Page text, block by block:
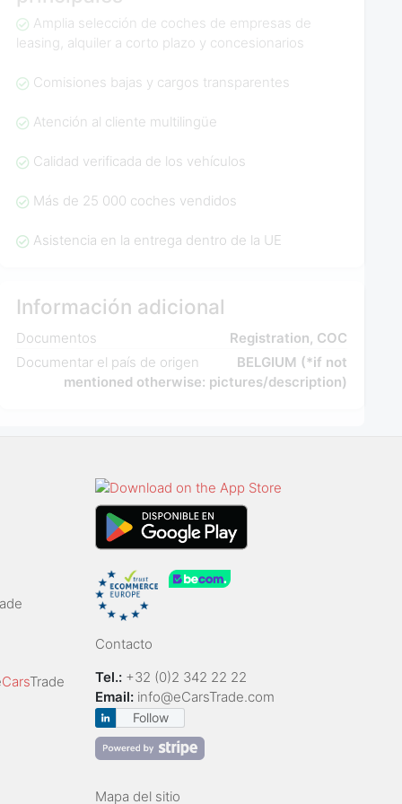
Amplia selección de coches de empresas de
leasing, alquiler a corto plazo y concesionarios
Comisiones bajas y cargos transparentes
Atención al cliente multilingüe
Calidad verificada de los vehículos
Más de 25 000 coches vendidos
Asistencia en la entrega dentro de la UE
Información adicional
Documentos
Registration, COC
Documentar el país de origen
BELGIUM (*if not
mentioned otherwise: pictures/description)
CarsTrade
Contacto
Tel.: +32 (0)2 342 22 22
Email: info@eCarsTrade.com
Follow
Mapa del sitio